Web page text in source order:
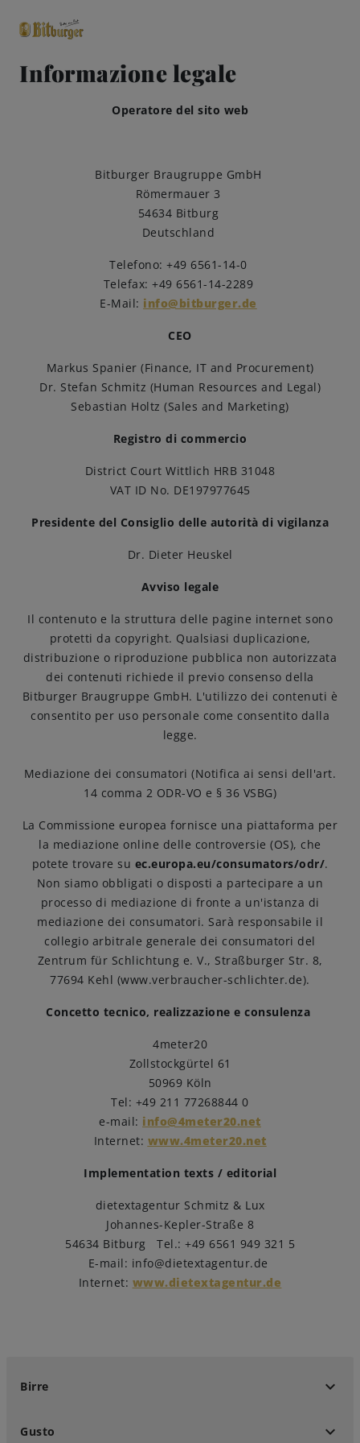
Classici premium 0,0% analcolico
Gusto
Share & Pair
Qualità
Come servire
Birrificazione
Birreria di famiglia
Storia
Benvenuti
Birrificio
Sostenibilità
Impegni
Informazione legale
Operatore del sito web
Bitburger Braugruppe GmbH
Römermauer 3
54634 Bitburg
Deutschland
Telefono: +49 6561-14-0
Telefax: +49 6561-14-2289
E-Mail: info@bitburger.de
CEO
Markus Spanier (Finance, IT and Procurement)
Dr. Stefan Schmitz (Human Resources and Legal)
Sebastian Holtz (Sales and Marketing)
Registro di commercio
District Court Wittlich HRB 31048
VAT ID No. DE197977645
Presidente del Consiglio delle autorità di vigilanza
Dr. Dieter Heuskel
Avviso legale
Il contenuto e la struttura delle pagine internet sono
protetti da copyright. Qualsiasi duplicazione,
distribuzione o riproduzione pubblica non autorizzata
dei contenuti richiede il previo consenso della
Bitburger Braugruppe GmbH. L'utilizzo dei contenuti è
consentito per uso personale come consentito dalla
legge.
Mediazione dei consumatori (Notifica ai sensi dell'art.
14 comma 2 ODR-VO e § 36 VSBG)
La Commissione europea fornisce una piattaforma per
la mediazione online delle controversie (OS), che
potete trovare su ec.europa.eu/consumators/odr/.
Non siamo obbligati o disposti a partecipare a un
processo di mediazione di fronte a un'istanza di
mediazione dei consumatori. Sarà responsabile il
collegio arbitrale generale dei consumatori del
Zentrum für Schlichtung e. V., Straßburger Str. 8,
77694 Kehl (www.verbraucher-schlichter.de).
Concetto tecnico, realizzazione e consulenza
4meter20
Zollstockgürtel 61
50969 Köln
Tel: +49 211 77268844 0
e-mail: info@4meter20.net
Internet: www.4meter20.net
Implementation texts / editorial
dietextagentur Schmitz & Lux
Johannes-Kepler-Straße 8
54634 Bitburg Tel.: +49 6561 949 321 5
E-mail: info@dietextagentur.de
Internet: www.dietextagentur.de
Birre keyboard_arrow_down
Gusto keyboard_arrow_down